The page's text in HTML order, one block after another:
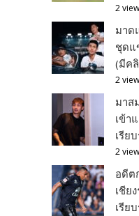
2
มาด
ชุดแ
(มีค
2
มาส
เข้า
เรีย
2
อดีต
เชีย
เรีย